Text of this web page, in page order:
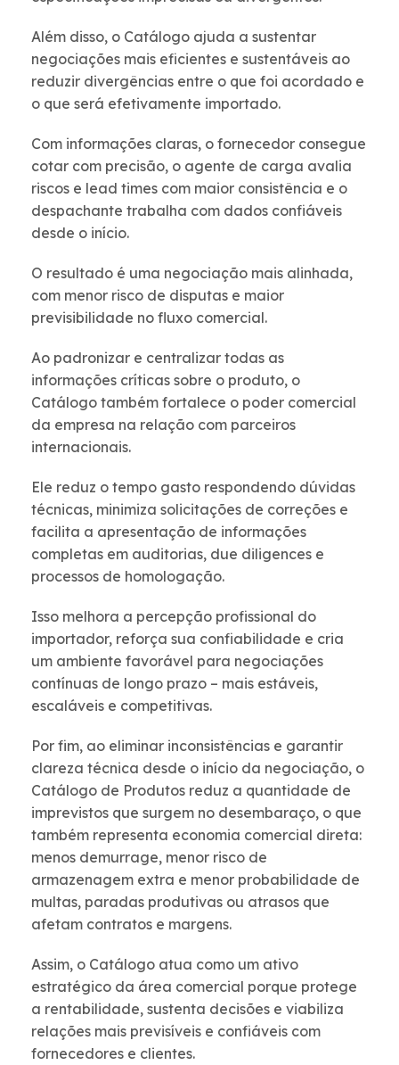
Além disso, o Catálogo ajuda a sustentar
negociações mais eficientes e sustentáveis ao
reduzir divergências entre o que foi acordado e
o que será efetivamente importado.
Com informações claras, o fornecedor consegue
cotar com precisão, o agente de carga avalia
riscos e lead times com maior consistência e o
despachante trabalha com dados confiáveis
desde o início.
O resultado é uma negociação mais alinhada,
com menor risco de disputas e maior
previsibilidade no fluxo comercial.
Ao padronizar e centralizar todas as
informações críticas sobre o produto, o
Catálogo também fortalece o poder comercial
da empresa na relação com parceiros
internacionais.
Ele reduz o tempo gasto respondendo dúvidas
técnicas, minimiza solicitações de correções e
facilita a apresentação de informações
completas em auditorias, due diligences e
processos de homologação.
Isso melhora a percepção profissional do
importador, reforça sua confiabilidade e cria
um ambiente favorável para negociações
contínuas de longo prazo – mais estáveis,
escaláveis e competitivas.
Por fim, ao eliminar inconsistências e garantir
clareza técnica desde o início da negociação, o
Catálogo de Produtos reduz a quantidade de
imprevistos que surgem no desembaraço, o que
também representa economia comercial direta:
menos demurrage, menor risco de
armazenagem extra e menor probabilidade de
multas, paradas produtivas ou atrasos que
afetam contratos e margens.
Assim, o Catálogo atua como um ativo
estratégico da área comercial porque protege
a rentabilidade, sustenta decisões e viabiliza
relações mais previsíveis e confiáveis com
fornecedores e clientes.